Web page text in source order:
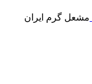
مشعل گرم ایران